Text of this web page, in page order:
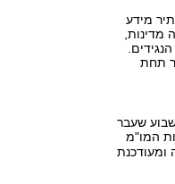
מידע
מדינות,
תחת
שעבר
המו"מ
ומעודכנת